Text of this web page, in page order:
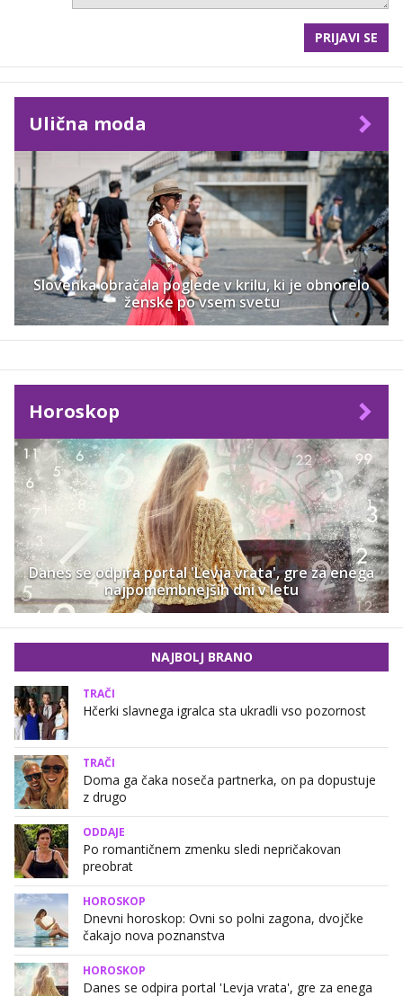
PRIJAVI SE
Ulična moda
Slovenka obračala poglede v krilu, ki je obnorelo
ženske po vsem svetu
Horoskop
Danes se odpira portal 'Levja vrata', gre za enega
najpomembnejših dni v letu
NAJBOLJ BRANO
TRAČI
Hčerki slavnega igralca sta ukradli vso pozornost
TRAČI
Doma ga čaka noseča partnerka, on pa dopustuje
z drugo
ODDAJE
Po romantičnem zmenku sledi nepričakovan
preobrat
HOROSKOP
Dnevni horoskop: Ovni so polni zagona, dvojčke
čakajo nova poznanstva
HOROSKOP
Danes se odpira portal 'Levja vrata', gre za enega